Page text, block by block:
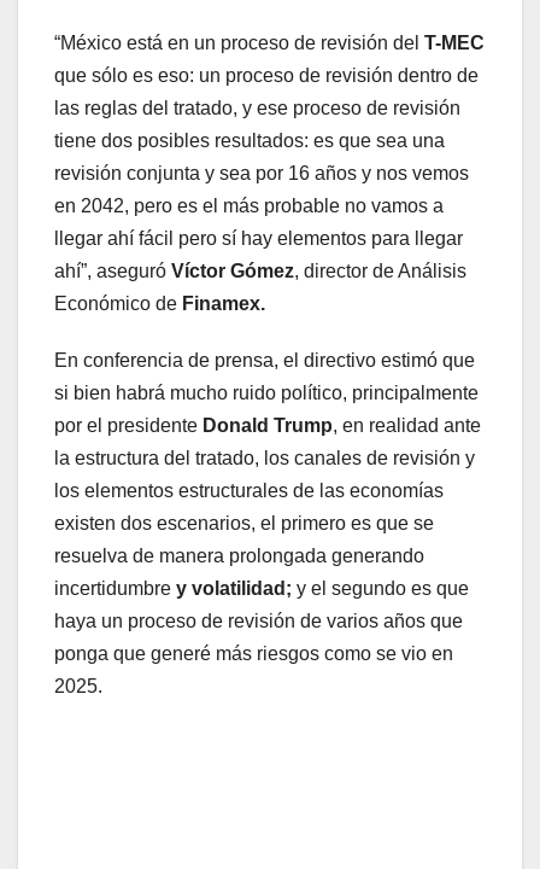
“México está en un proceso de revisión del T-MEC
que sólo es eso: un proceso de revisión dentro de
las reglas del tratado, y ese proceso de revisión
tiene dos posibles resultados: es que sea una
revisión conjunta y sea por 16 años y nos vemos
en 2042, pero es el más probable no vamos a
llegar ahí fácil pero sí hay elementos para llegar
ahí”, aseguró Víctor Gómez, director de Análisis
Económico de Finamex.
En conferencia de prensa, el directivo estimó que
si bien habrá mucho ruido político, principalmente
por el presidente Donald Trump, en realidad ante
la estructura del tratado, los canales de revisión y
los elementos estructurales de las economías
existen dos escenarios, el primero es que se
resuelva de manera prolongada generando
incertidumbre y volatilidad; y el segundo es que
haya un proceso de revisión de varios años que
ponga que generé más riesgos como se vio en
2025.